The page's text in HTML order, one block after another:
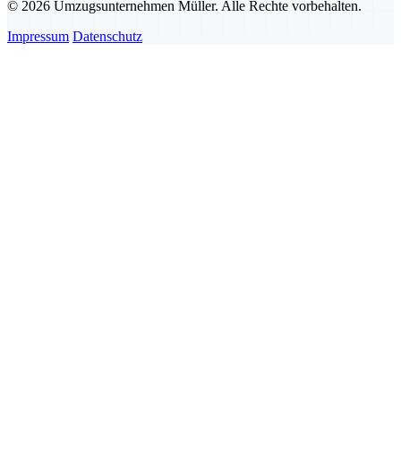
© 2026 Umzugsunternehmen Müller. Alle Rechte vorbehalten.
Impressum Datenschutz